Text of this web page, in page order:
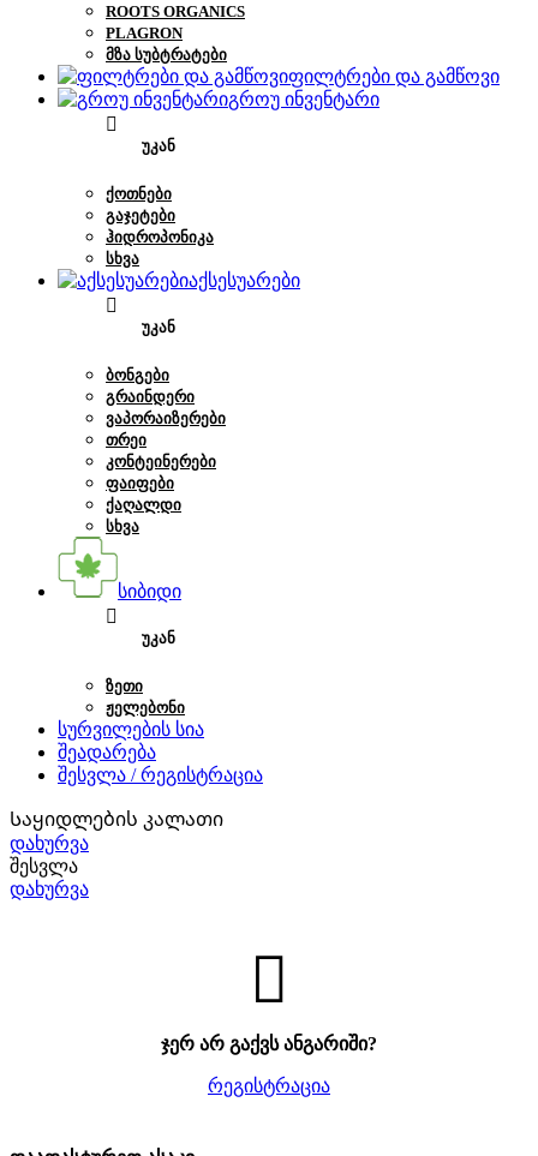
ROOTS ORGANICS
PLAGRON
ᲛᲖᲐ ᲡᲣᲑᲢᲠᲐᲢᲔᲑᲘ
ფილტრები და გამწოვი
გროუ ინვენტარი
ᲣᲙᲐᲜ
ᲥᲝᲗᲜᲔᲑᲘ
ᲒᲐᲯᲔᲢᲔᲑᲘ
ᲰᲘᲓᲠᲝᲞᲝᲜᲘᲙᲐ
ᲡᲮᲕᲐ
აქსესუარები
ᲣᲙᲐᲜ
ᲑᲝᲜᲒᲔᲑᲘ
ᲒᲠᲐᲘᲜᲓᲔᲠᲘ
ᲕᲐᲞᲝᲠᲐᲘᲖᲔᲠᲔᲑᲘ
ᲗᲠᲔᲘ
ᲙᲝᲜᲢᲔᲘᲜᲔᲠᲔᲑᲘ
ᲤᲐᲘᲤᲔᲑᲘ
ᲥᲐᲦᲐᲚᲓᲘ
ᲡᲮᲕᲐ
სიბიდი
ᲣᲙᲐᲜ
ᲖᲔᲗᲘ
ᲟᲔᲚᲔᲑᲝᲜᲘ
სურვილების სია
შეადარება
შესვლა / რეგისტრაცია
Საყიდლების კალათი
დახურვა
შესვლა
დახურვა
ჯერ არ გაქვს ანგარიში?
რეგისტრაცია